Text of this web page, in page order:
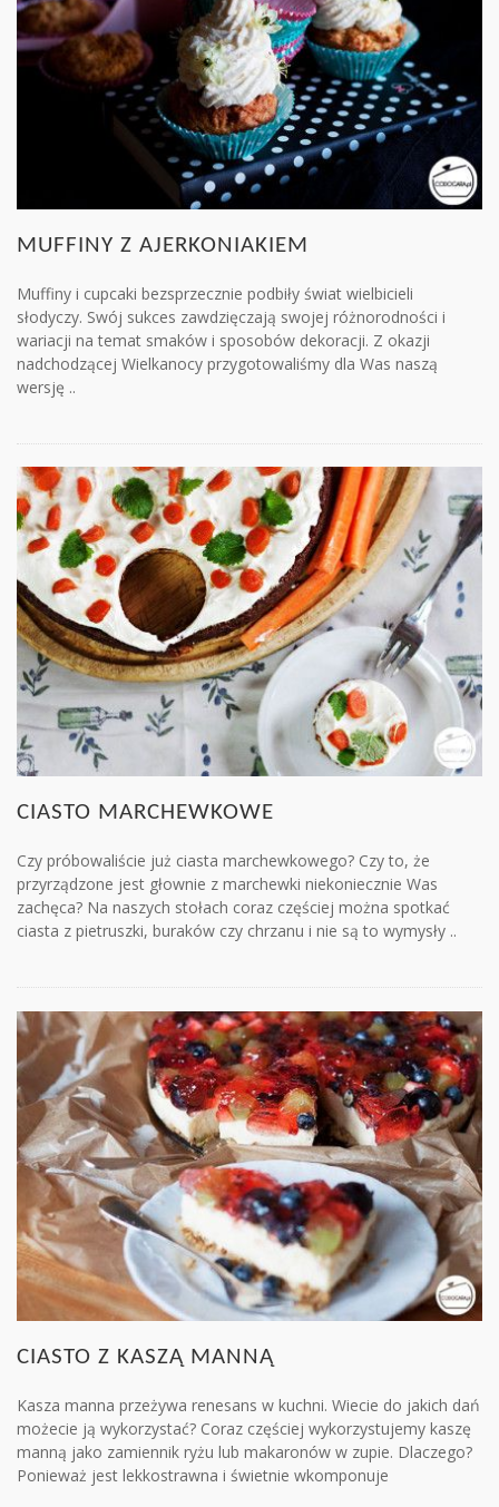
MUFFINY Z AJERKONIAKIEM
Muffiny i cupcaki bezsprzecznie podbiły świat wielbicieli
słodyczy. Swój sukces zawdzięczają swojej różnorodności i
wariacji na temat smaków i sposobów dekoracji. Z okazji
nadchodzącej Wielkanocy przygotowaliśmy dla Was naszą
wersję ..
CIASTO MARCHEWKOWE
Czy próbowaliście już ciasta marchewkowego? Czy to, że
przyrządzone jest głownie z marchewki niekoniecznie Was
zachęca? Na naszych stołach coraz częściej można spotkać
ciasta z pietruszki, buraków czy chrzanu i nie są to wymysły ..
CIASTO Z KASZĄ MANNĄ
Kasza manna przeżywa renesans w kuchni. Wiecie do jakich dań
możecie ją wykorzystać? Coraz częściej wykorzystujemy kaszę
manną jako zamiennik ryżu lub makaronów w zupie. Dlaczego?
Ponieważ jest lekkostrawna i świetnie wkomponuje